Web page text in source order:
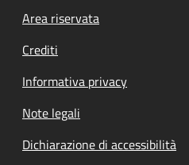
Footer menu
Area riservata
Crediti
Informativa privacy
Note legali
Dichiarazione di accessibilità